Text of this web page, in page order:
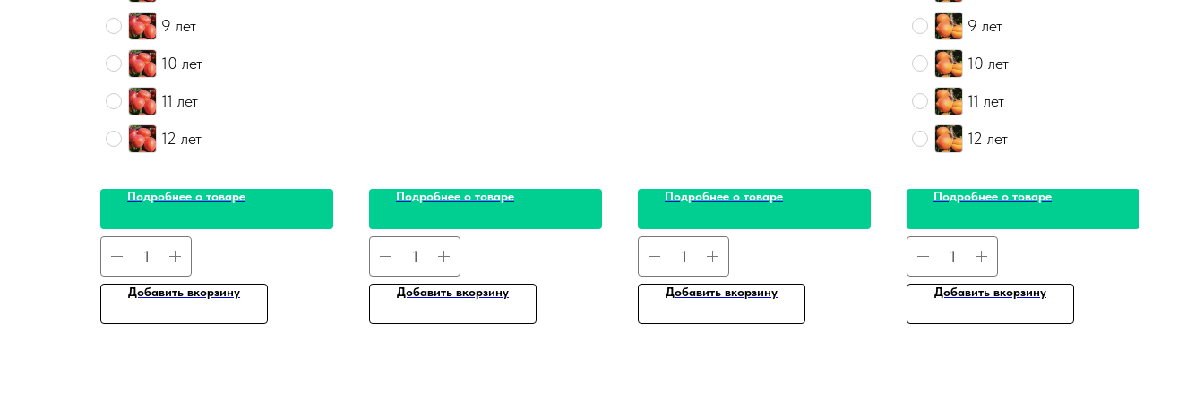
9 лет
10 лет
11 лет
12 лет
Подробнее о товаре
Добавить вкорзину
Подробнее о товаре
Добавить вкорзину
Подробнее о товаре
Добавить вкорзину
9 лет
10 лет
11 лет
12 лет
Подробнее о товаре
Добавить вкорзину